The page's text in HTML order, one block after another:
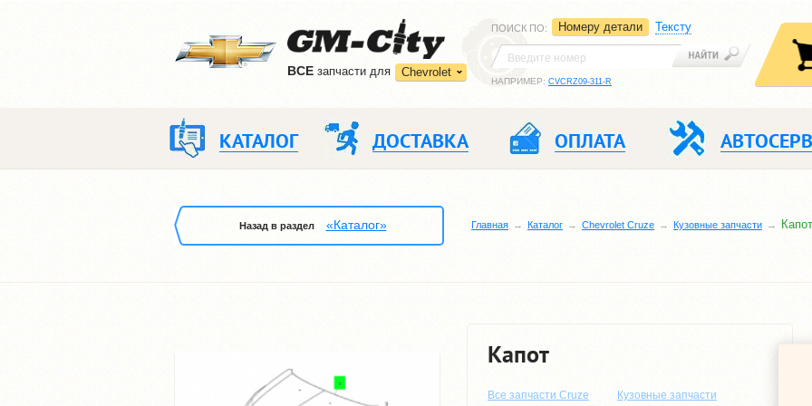
ВCE запчасти для Chevrolet
ПОИСК ПО: Номеру детали Тексту
НАПРИМЕР: CVCRZ09-311-R
КАТАЛОГ ДОСТАВКА ОПЛАТА
Назад в раздел «Каталог» Главная Каталог Chevrolet Cruze Кузовные запчасти Капот
Капот
Все запчасти Cruze
Кузовные запчасти